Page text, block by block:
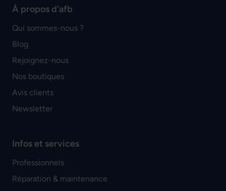
À propos d'afb
Qui sommes-nous ?
Blog
Rejoignez-nous
Nos boutiques
Avis clients
Newsletter
Infos et services
Professionnels
Réparation & maintenance